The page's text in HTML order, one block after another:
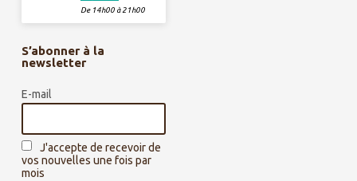
De 14h00 à 21h00
S’abonner à la
newsletter
E-mail
J'accepte de recevoir de
vos nouvelles une fois par
mois